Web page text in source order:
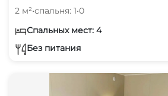
2 м²•спальня: 1•0
Спальных мест: 4
Без питания